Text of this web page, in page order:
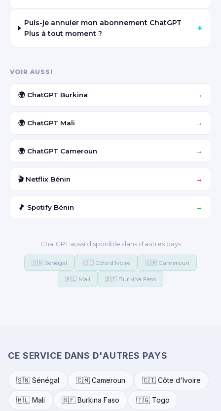
Puis-je annuler mon abonnement ChatGPT
Plus à tout moment ?
+
VOIR AUSSI
🌍 ChatGPT Burkina →
🌍 ChatGPT Mali →
🌍 ChatGPT Cameroun →
🎬 Netflix Bénin →
🎵 Spotify Bénin →
ChatGPT aussi disponible dans d'autres pays
🇸🇳 Sénégal 🇨🇮 Côte d'Ivoire 🇨🇲 Cameroun
🇲🇱 Mali 🇧🇫 Burkina Faso
CE SERVICE DANS D'AUTRES PAYS
🇸🇳 Sénégal 🇨🇲 Cameroun 🇨🇮 Côte d'Ivoire
🇲🇱 Mali 🇧🇫 Burkina Faso 🇹🇬 Togo